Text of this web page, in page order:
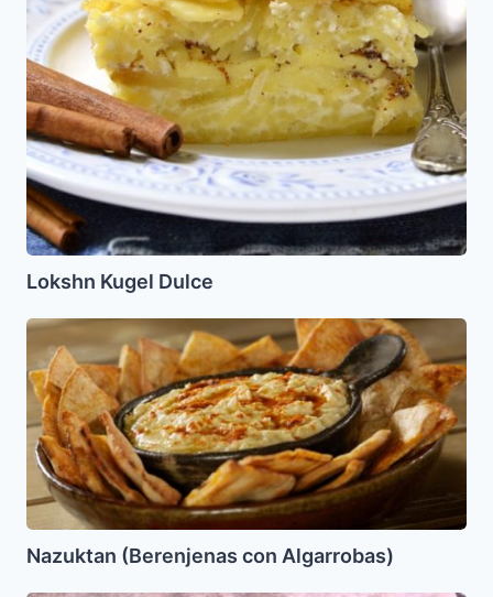
Lokshn Kugel Dulce
Nazuktan
(Berenjenas
con
Algarrobas)
Nazuktan (Berenjenas con Algarrobas)